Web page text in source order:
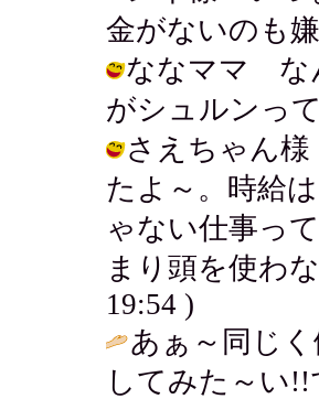
金がないのも
ななママ な
がシュルンっ
さえちゃん
たよ～。時給
ゃない仕事っ
まり頭を使わ
19:54 )
あぁ～同じ
してみた～い